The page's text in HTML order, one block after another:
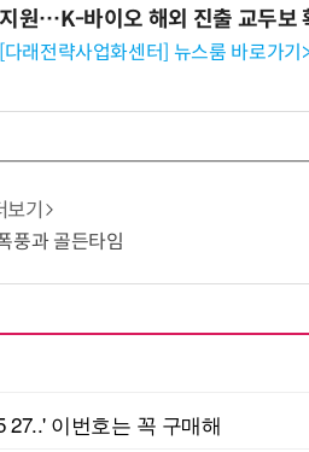
지원…K-바이오 해외 진출 교두보
[다래전략사업화센터] 뉴스룸 바로가기
기
풍과 골든타임